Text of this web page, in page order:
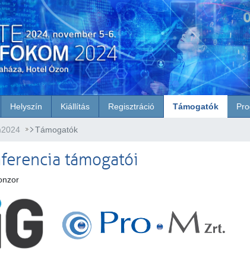
Helyszín Kiállítás Regisztráció Támogatók
Támogatók
támogatói